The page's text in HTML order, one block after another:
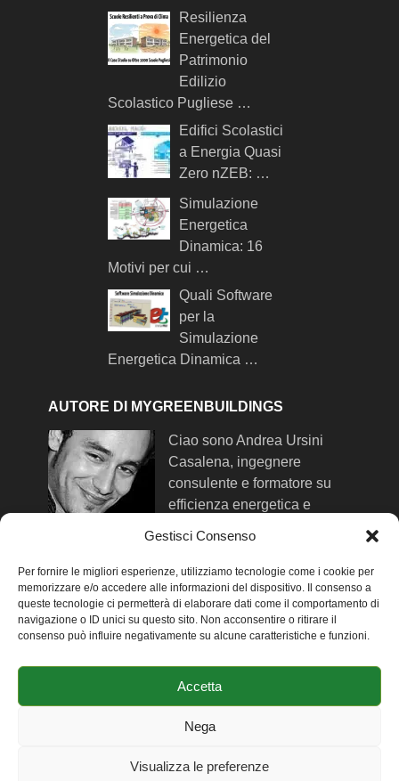
Gestisci Consenso
Per fornire le migliori esperienze, utilizziamo tecnologie come i cookie per
memorizzare e/o accedere alle informazioni del dispositivo. Il consenso a
queste tecnologie ci permetterà di elaborare dati come il comportamento di
navigazione o ID unici su questo sito. Non acconsentire o ritirare il
consenso può influire negativamente su alcune caratteristiche e funzioni.
Accetta
Nega
Visualizza le preferenze
Resilienza
Energetica del
Patrimonio
Edilizio
Scolastico Pugliese …
Edifici Scolastici
a Energia Quasi
Zero nZEB: …
Simulazione
Energetica
Dinamica: 16
Motivi per cui …
Quali Software
per la
Simulazione
Energetica Dinamica …
AUTORE DI MYGREENBUILDINGS
Ciao sono Andrea Ursini
Casalena, ingegnere
consulente e formatore su
efficienza energetica e
SEGUIMI SUI SOCIAL NETWORK
Facebook
-Twitter
-Youtube